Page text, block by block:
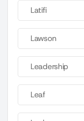
Latifi
Lawson
Leadership
Leaf